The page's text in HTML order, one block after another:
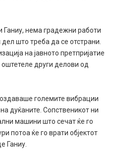
Ганиу, нема градежни работи
што треба да се отстрани.
на јавното претпријатие
други делови од
големите вибрации
дуќаните. Сопственикот ни
машини што сечат ќе го
потоа ќе го врати објектот
Ганиу.